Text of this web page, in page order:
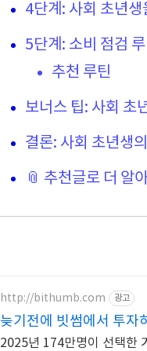
4단계: 사회 초년생
5단계: 소비 점검 루
추천 루틴
보너스 팁: 사회 초
결론: 사회 초년생
📎 추천글로 더 알
http://bithumb.com 광고
늦기전에 빗썸에서 투자
2025년 174만명이 선택한